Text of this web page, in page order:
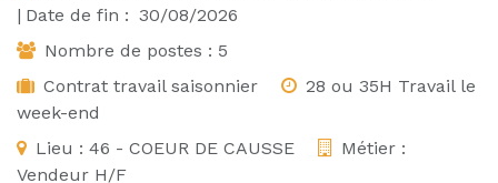
| Date de fin : 30/08/2026
Nombre de postes : 5
Contrat travail saisonnier
28 ou 35H Travail le
week-end
Lieu : 46 - COEUR DE CAUSSE
Métier :
Vendeur H/F